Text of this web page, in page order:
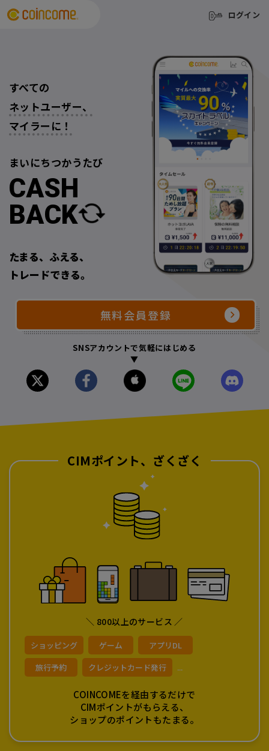
ログイン
すべての
ネットユーザー、
マイラーに！
まいにちつかうたび
CASH
BACK
たまる、ふえる、
トレードできる。
無料会員登録
SNSアカウントで気軽にはじめる
▼
CIMポイント、ざくざく
＼ 800以上のサービス ／
ショッピング ゲーム
アプリDL
旅行予約
クレジットカード発行 ...
COINCOMEを経由するだけで
CIMポイントがもらえる、
ショップのポイントもたまる。